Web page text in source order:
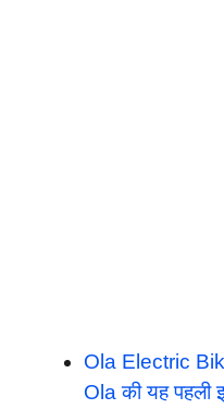
Ola Electric
Ola की यह पहली